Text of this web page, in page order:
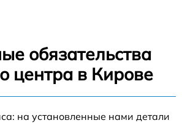
обязательства
центра в Кирове
на установленные нами детали